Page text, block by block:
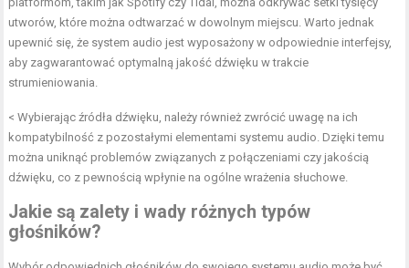
utworów, które można odtwarzać w dowolnym miejscu. Warto jednak
upewnić się, że system audio jest wyposażony w odpowiednie interfejsy,
aby zagwarantować optymalną jakość dźwięku w trakcie
strumieniowania.
< Wybierając źródła dźwięku, należy również zwrócić uwagę na ich
kompatybilność z pozostałymi elementami systemu audio. Dzięki temu
można uniknąć problemów związanych z połączeniami czy jakością
dźwięku, co z pewnością wpłynie na ogólne wrażenia słuchowe.
Jakie są zalety i wady różnych typów
głośników?